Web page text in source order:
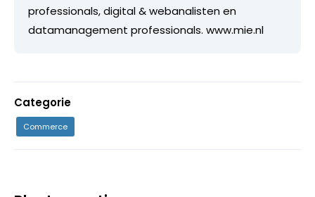
professionals, digital & webanalisten en
datamanagement professionals. www.mie.nl
Categorie
Commerce